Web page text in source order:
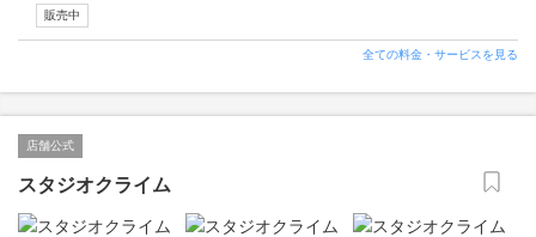
販売中
全ての料金・サービスを見る
店舗公式
スタジオクライム